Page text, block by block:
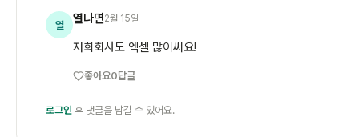
열 열나면2월 15일
저희회사도 엑셀 많이써요!
좋아요0답글
로그인 후 댓글을 남길 수 있어요.